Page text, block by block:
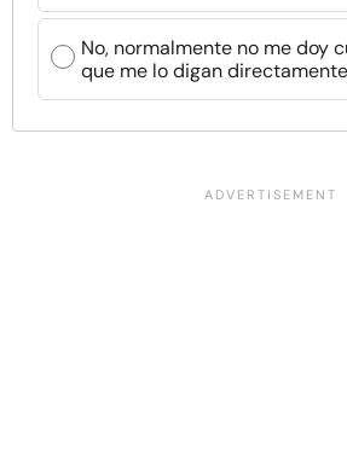
No, normalmente no me doy
que me lo digan